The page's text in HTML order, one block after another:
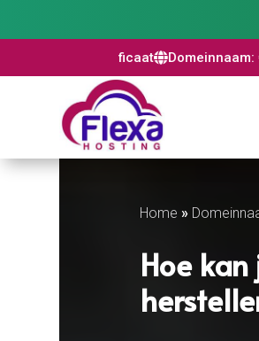
Domeinnaam: €8,99 p/jaar
Home »
Hoe